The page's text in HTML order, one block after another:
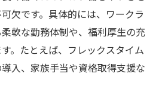
欠です。具体的には、ワークラ
軟な勤務体制や、福利厚生の充
。たとえば、フレックスタイム
入、家族手当や資格取得支援な